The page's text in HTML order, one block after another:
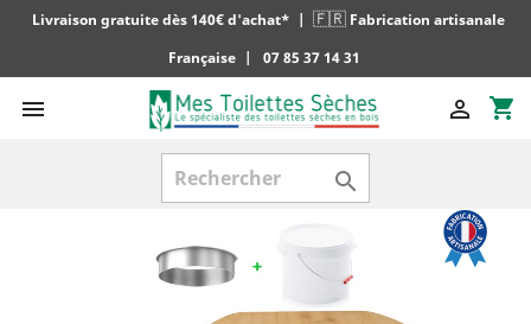
Livraison gratuite dès 140€ d'achat* | 🇫🇷 Fabrication artisanale
Française | 07 85 37 14 31
 shopping_cart

